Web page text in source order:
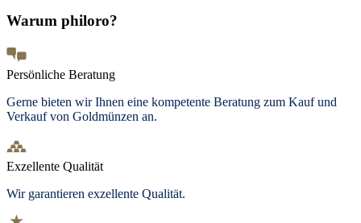
Warum philoro?
Persönliche Beratung
Gerne bieten wir Ihnen eine kompetente Beratung zum Kauf und
Verkauf von Goldmünzen an.
Exzellente Qualität
Wir garantieren exzellente Qualität.